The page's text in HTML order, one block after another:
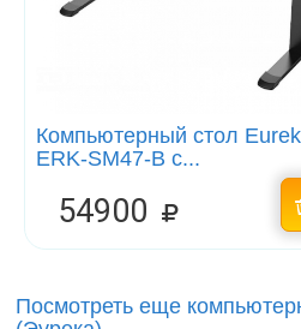
Компьютерный стол
ERK-SM47-B c...
54900
Посмотреть еще